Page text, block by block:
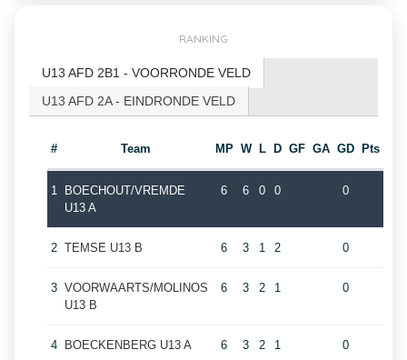
RANKING
U13 AFD 2B1 - VOORRONDE VELD
U13 AFD 2A - EINDRONDE VELD
# Team MP W L D GF GA GD Pts
1
BOECHOUT/VREMDE
U13 A
6 6 0 0 0
2 TEMSE U13 B 6 3 1 2 0
3 VOORWAARTS/MOLINOS
U13 B
6 3 2 1 0
4 BOECKENBERG U13 A 6 3 2 1 0